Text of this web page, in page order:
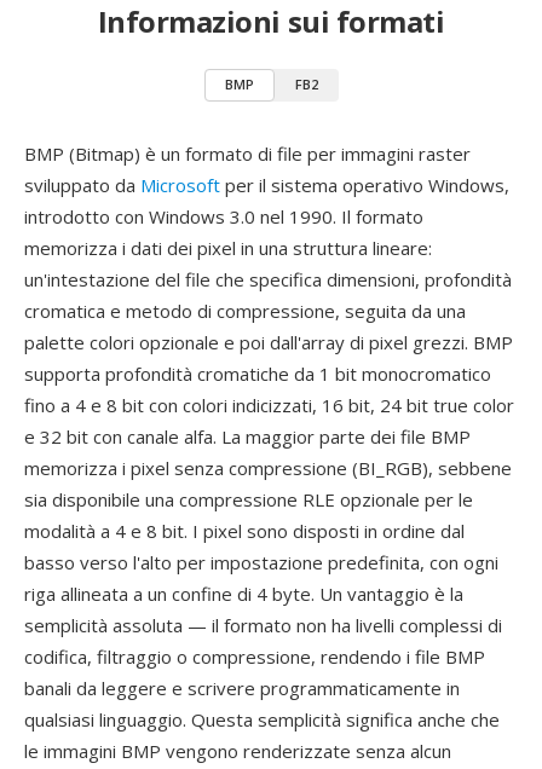
Informazioni sui formati
BMP FB2
BMP (Bitmap) è un formato di file per immagini raster
sviluppato da Microsoft per il sistema operativo Windows,
introdotto con Windows 3.0 nel 1990. Il formato
memorizza i dati dei pixel in una struttura lineare:
un'intestazione del file che specifica dimensioni, profondità
cromatica e metodo di compressione, seguita da una
palette colori opzionale e poi dall'array di pixel grezzi. BMP
supporta profondità cromatiche da 1 bit monocromatico
fino a 4 e 8 bit con colori indicizzati, 16 bit, 24 bit true color
e 32 bit con canale alfa. La maggior parte dei file BMP
memorizza i pixel senza compressione (BI_RGB), sebbene
sia disponibile una compressione RLE opzionale per le
modalità a 4 e 8 bit. I pixel sono disposti in ordine dal
basso verso l'alto per impostazione predefinita, con ogni
riga allineata a un confine di 4 byte. Un vantaggio è la
semplicità assoluta — il formato non ha livelli complessi di
codifica, filtraggio o compressione, rendendo i file BMP
banali da leggere e scrivere programmaticamente in
qualsiasi linguaggio. Questa semplicità significa anche che
le immagini BMP vengono renderizzate senza alcun